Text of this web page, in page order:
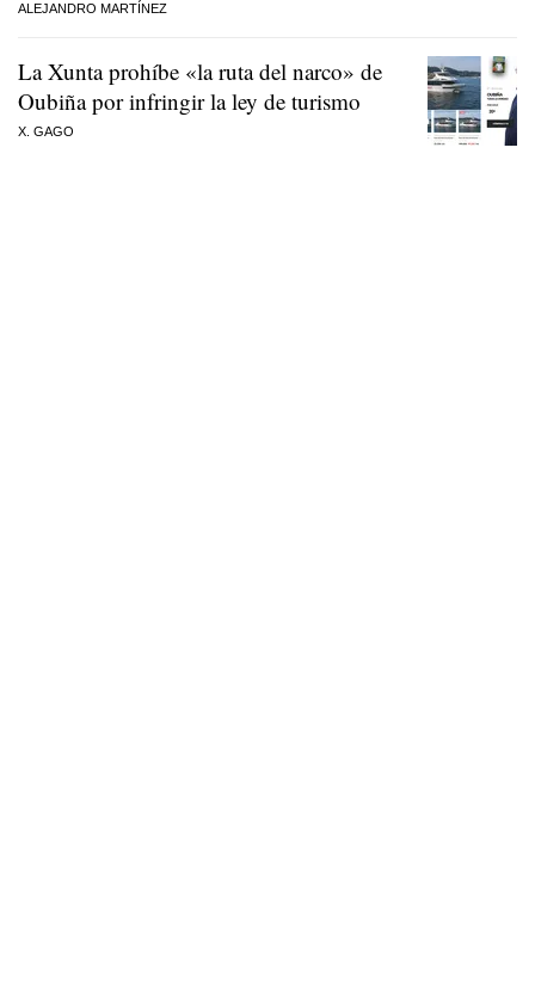
ALEJANDRO MARTÍNEZ
La Xunta prohíbe «la ruta del narco» de
Oubiña por infringir la ley de turismo
X. GAGO